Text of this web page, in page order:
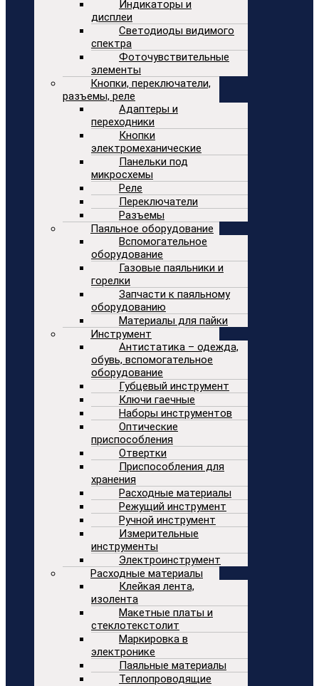
Индикаторы и
дисплеи
Светодиоды видимого
спектра
Фоточувствительные
элементы
Кнопки, переключатели,
разъемы, реле
Адаптеры и
переходники
Кнопки
электромеханические
Панельки под
микросхемы
Реле
Переключатели
Разъемы
Паяльное оборудование
Вспомогательное
оборудование
Газовые паяльники и
горелки
Запчасти к паяльному
оборудованию
Материалы для пайки
Инструмент
Антистатика – одежда,
обувь, вспомогательное
оборудование
Губцевый инструмент
Ключи гаечные
Наборы инструментов
Оптические
приспособления
Отвертки
Приспособления для
хранения
Расходные материалы
Режущий инструмент
Ручной инструмент
Измерительные
инструменты
Электроинструмент
Расходные материалы
Клейкая лента,
изолента
Макетные платы и
стеклотекстолит
Маркировка в
электронике
Паяльные материалы
Теплопроводящие